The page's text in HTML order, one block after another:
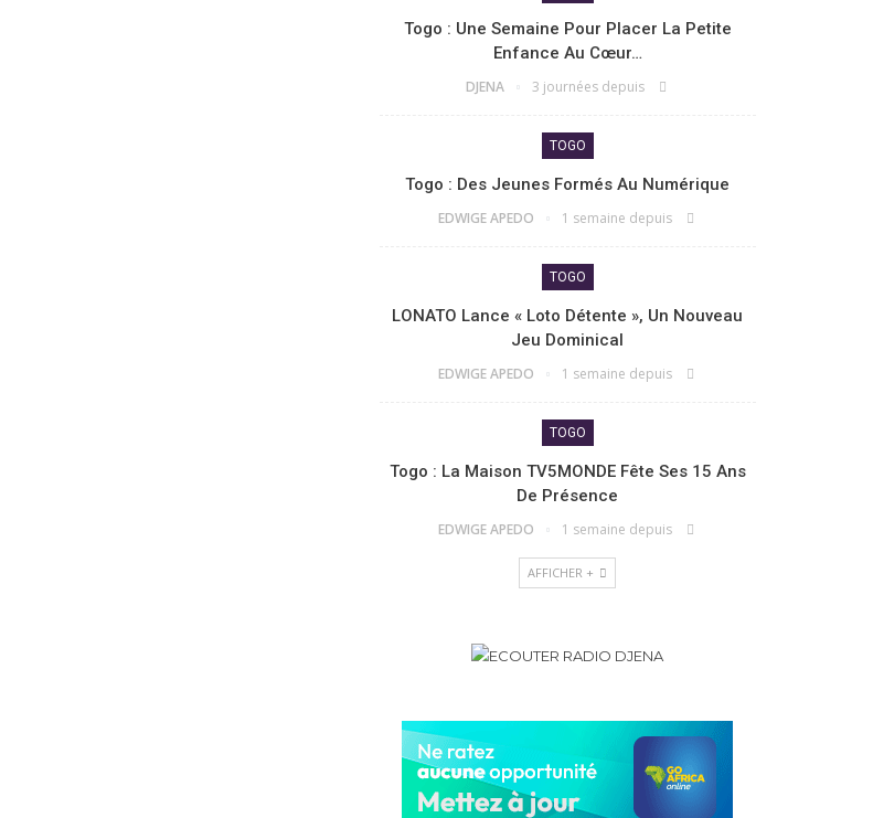
Togo : Une Semaine Pour Placer La Petite
Enfance Au Cœur…
DJENA 3 journées depuis
TOGO
Togo : Des Jeunes Formés Au Numérique
EDWIGE APEDO 1 semaine depuis
TOGO
LONATO Lance « Loto Détente », Un Nouveau
Jeu Dominical
EDWIGE APEDO 1 semaine depuis
TOGO
Togo : La Maison TV5MONDE Fête Ses 15 Ans
De Présence
EDWIGE APEDO 1 semaine depuis
AFFICHER +